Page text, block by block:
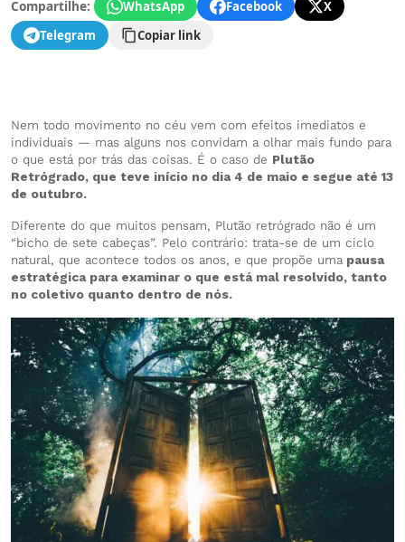
Compartilhe: WhatsApp Facebook
X
Telegram
Copiar link
Nem todo movimento no céu vem com efeitos imediatos e
individuais — mas alguns nos convidam a olhar mais fundo para
o que está por trás das coisas. É o caso de Plutão
Retrógrado, que teve início no dia 4 de maio e segue até 13
de outubro.
Diferente do que muitos pensam, Plutão retrógrado não é um
“bicho de sete cabeças”. Pelo contrário: trata-se de um ciclo
natural, que acontece todos os anos, e que propõe umapausa
estratégica para examinar o que está mal resolvido, tanto
no coletivo quanto dentro de nós.